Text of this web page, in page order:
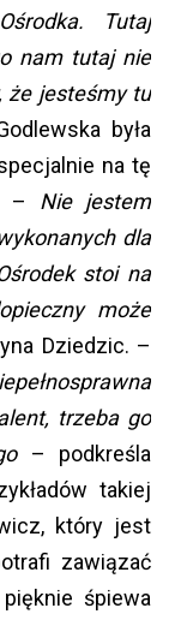
Tutaj
nam tutaj nie
że jesteśmy tu
była
na tę
– Nie jestem
dla
stoi na
może
Dziedzic. –
trzeba go
– podkreśla
takiej
który jest
zawiązać
śpiewa